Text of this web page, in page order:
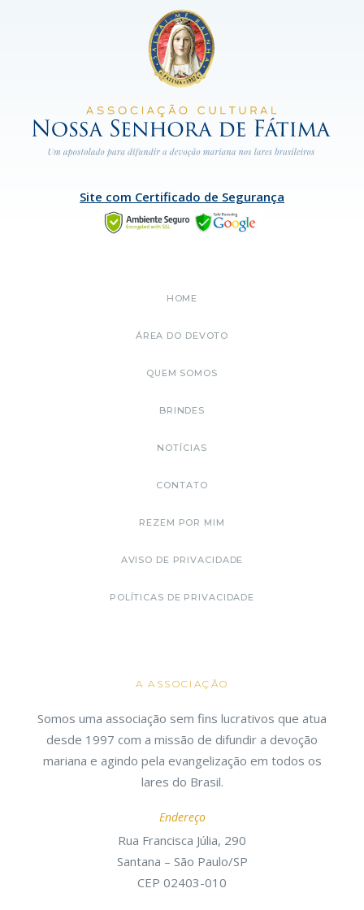
Site com Certificado de Segurança
HOME
ÁREA DO DEVOTO
QUEM SOMOS
BRINDES
NOTÍCIAS
CONTATO
REZEM POR MIM
AVISO DE PRIVACIDADE
POLÍTICAS DE PRIVACIDADE
A ASSOCIAÇÃO
Somos uma associação sem fins lucrativos que atua
desde 1997 com a missão de difundir a devoção
mariana e agindo pela evangelização em todos os
lares do Brasil.
Endereço
Rua Francisca Júlia, 290
Santana – São Paulo/SP
CEP 02403-010